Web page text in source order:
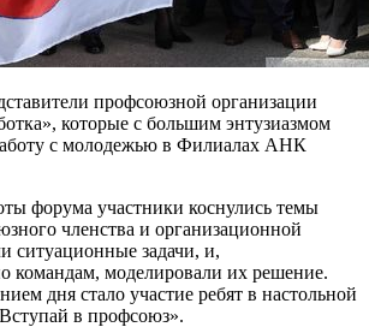
профсоюзной организации
которые с большим энтузиазмом
с молодежью в Филиалах АНК
форума участники коснулись темы
членства и организационной
ситуационные задачи, и,
командам, моделировали их решение.
дня стало участие ребят в настольной
в профсоюз».